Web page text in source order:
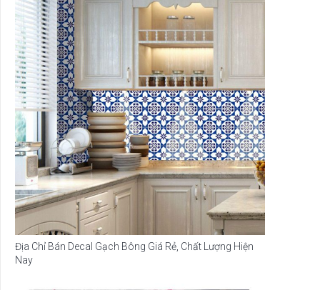
Địa Chỉ Bán Decal Gạch Bông Giá Rẻ, Chất Lượng Hiện
Nay